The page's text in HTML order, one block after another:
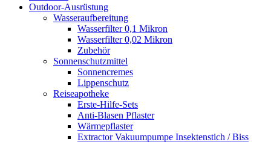
Outdoor-Ausrüstung
Wasseraufbereitung
Wasserfilter 0,1 Mikron
Wasserfilter 0,02 Mikron
Zubehör
Sonnenschutzmittel
Sonnencremes
Lippenschutz
Reiseapotheke
Erste-Hilfe-Sets
Anti-Blasen Pflaster
Wärmepflaster
Extractor Vakuumpumpe Insektenstich / Biss